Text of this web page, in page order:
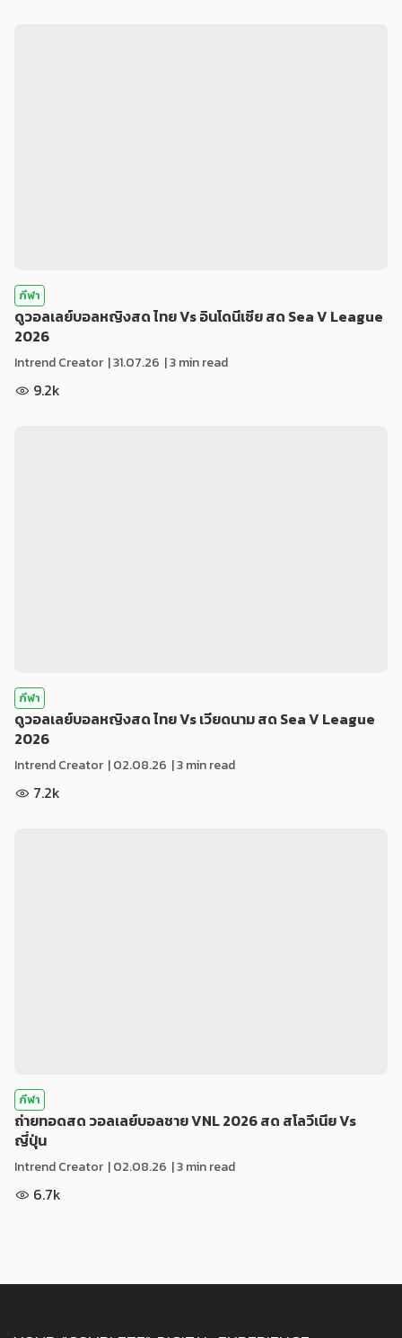
กีฬา
ดูวอลเลย์บอลหญิงสด ไทย Vs อินโดนีเซีย สด Sea V League
2026
Intrend Creator |31.07.26 | 3 min read
9.2k
กีฬา
ดูวอลเลย์บอลหญิงสด ไทย Vs เวียดนาม สด Sea V League
2026
Intrend Creator |02.08.26 | 3 min read
7.2k
กีฬา
ถ่ายทอดสด วอลเลย์บอลชาย VNL 2026 สด สโลวีเนีย Vs
ญี่ปุ่น
Intrend Creator |02.08.26 | 3 min read
6.7k